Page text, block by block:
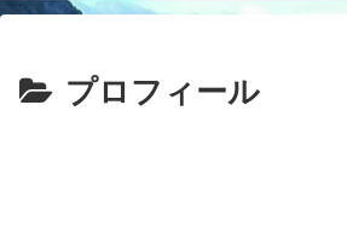
プロフィール